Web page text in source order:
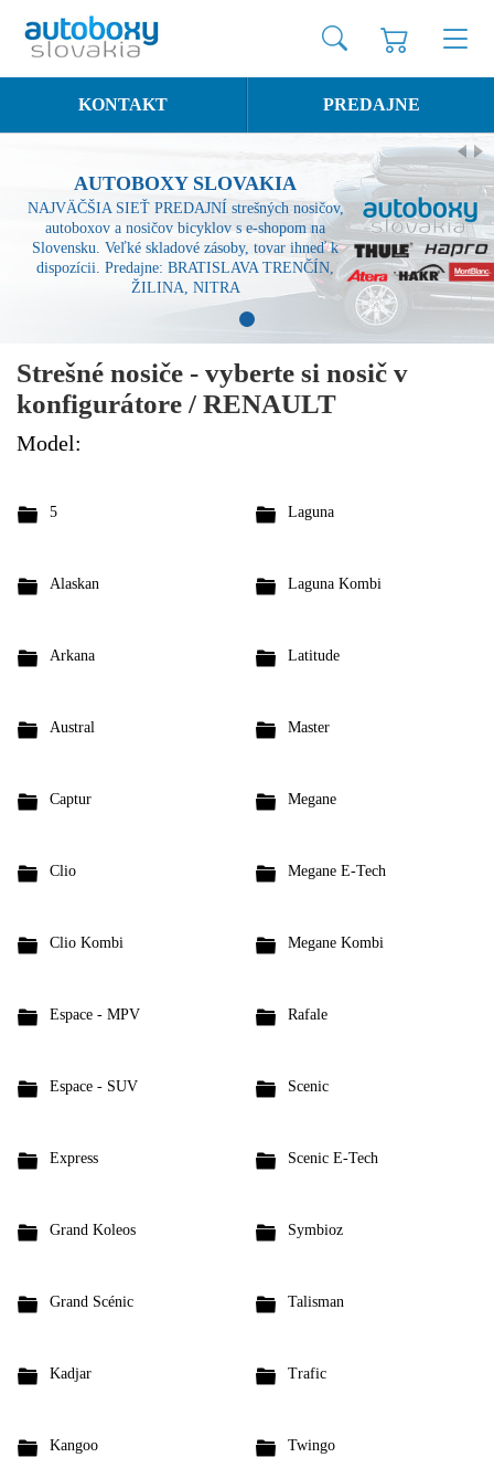
KONTAKT PREDAJNE
AUTOBOXY SLOVAKIA
NAJVÄČŠIA SIEŤ PREDAJNÍ strešných nosičov,
autoboxov a nosičov bicyklov s e-shopom na
Slovensku. Veľké skladové zásoby, tovar ihneď k
dispozícii. Predajne: BRATISLAVA TRENČÍN,
ŽILINA, NITRA
Strešné nosiče - vyberte si nosič v
konfigurátore / RENAULT
Model:
5
Alaskan
Arkana
Austral
Captur
Clio
Clio Kombi
Espace - MPV
Espace - SUV
Express
Grand Koleos
Grand Scénic
Kadjar
Kangoo
Laguna
Laguna Kombi
Latitude
Master
Megane
Megane E-Tech
Megane Kombi
Rafale
Scenic
Scenic E-Tech
Symbioz
Talisman
Trafic
Twingo